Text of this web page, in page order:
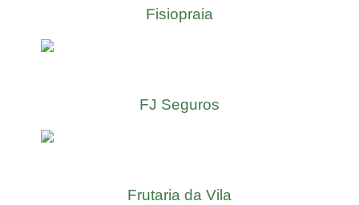
Fisiopraia
FJ Seguros
Frutaria da Vila